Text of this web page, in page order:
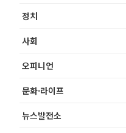
정치
사회
오피니언
문화·라이프
뉴스발전소